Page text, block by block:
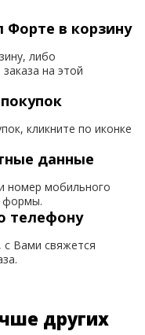
Форте в корзину
либо
на этой
кликните по иконке
данные
номер мобильного
формы.
телефону
с Вами свяжется
других